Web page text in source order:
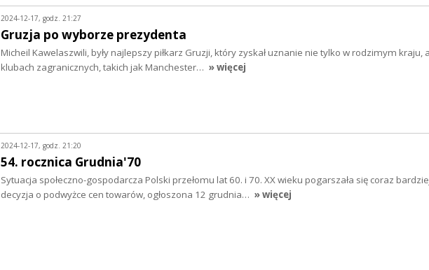
2024-12-17, godz. 21:27
Gruzja po wyborze prezydenta
Micheil Kawelaszwili, były najlepszy piłkarz Gruzji, który zyskał uznanie nie tylko w rodzimym kraju,
klubach zagranicznych, takich jak Manchester… » więcej
2024-12-17, godz. 21:20
54. rocznica Grudnia'70
Sytuacja społeczno-gospodarcza Polski przełomu lat 60. i 70. XX wieku pogarszała się coraz
decyzja o podwyżce cen towarów, ogłoszona 12 grudnia… » więcej